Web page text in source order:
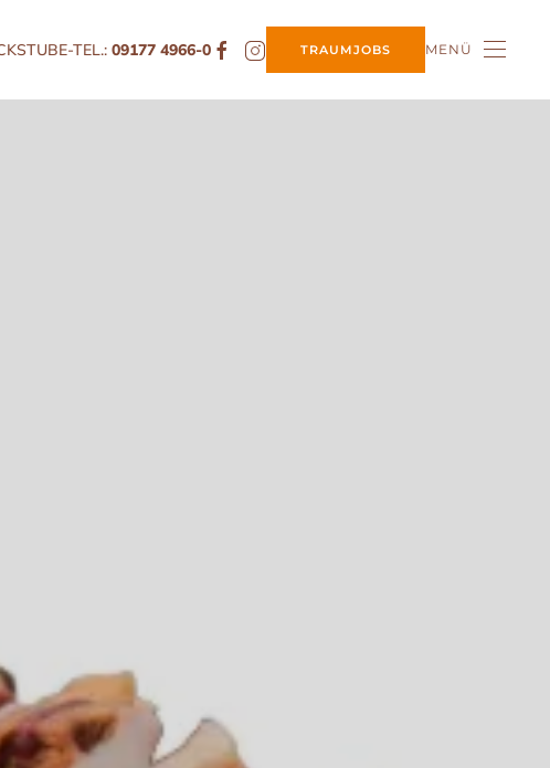
TEL.: 09177 4966-0 TRAUMJOBS MENÜ